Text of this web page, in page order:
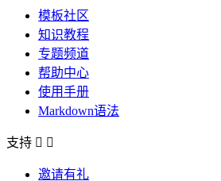
模板社区
知识教程
专题频道
帮助中心
使用手册
Markdown语法
支持  
邀请有礼